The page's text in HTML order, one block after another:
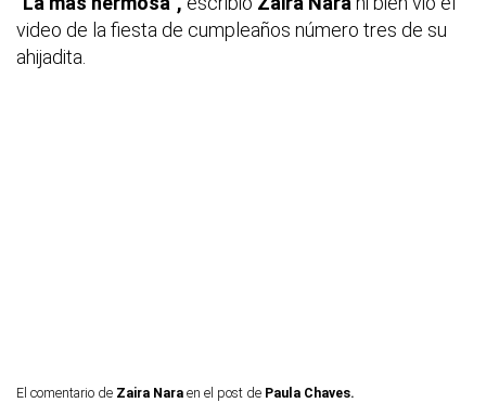
video de la fiesta de cumpleaños número tres de su
ahijadita.
El comentario de Zaira Nara en el post de Paula Chaves.